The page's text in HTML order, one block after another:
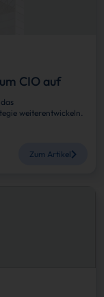
CIO auf
weiterentwickeln.
Zum Artikel